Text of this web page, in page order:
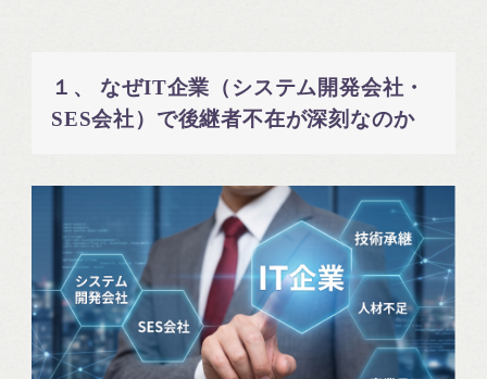
１、 なぜIT企業（システム開発会社・
SES会社）で後継者不在が深刻なのか